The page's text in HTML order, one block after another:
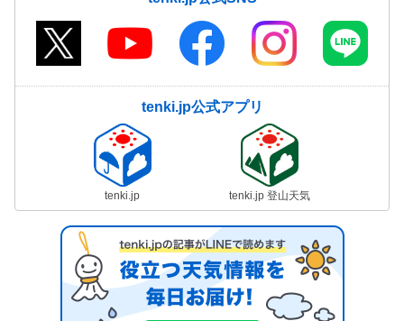
tenki.jp公式アプリ
tenki.jp tenki.jp 登山天気